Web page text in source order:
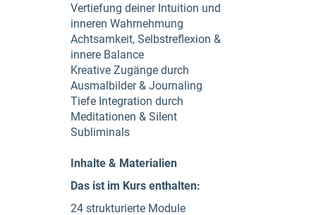
Vertiefung deiner Intuition und
inneren Wahrnehmung
Achtsamkeit, Selbstreflexion &
innere Balance
Kreative Zugänge durch
Ausmalbilder & Journaling
Tiefe Integration durch
Meditationen & Silent
Subliminals
Inhalte & Materialien
Das ist im Kurs enthalten:
24 strukturierte Module